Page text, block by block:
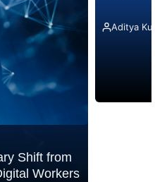
Shift from
Workers
Aditya